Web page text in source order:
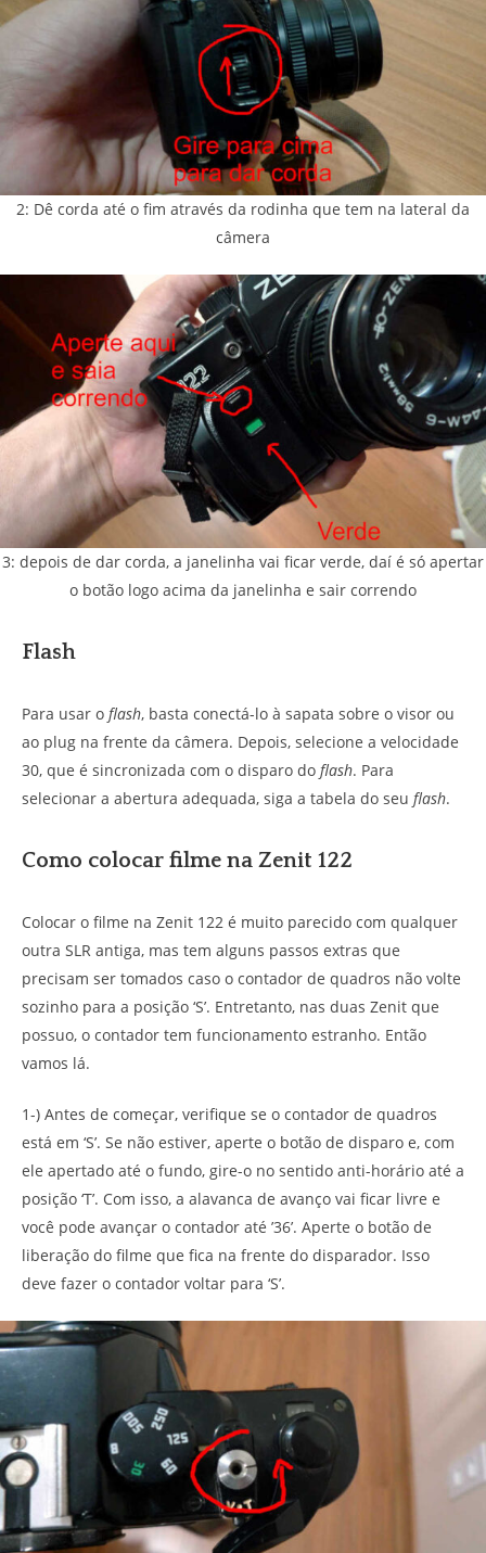
2: Dê corda até o fim através da rodinha que tem na lateral da
câmera
3: depois de dar corda, a janelinha vai ficar verde, daí é só apertar
o botão logo acima da janelinha e sair correndo
Flash
Para usar o flash, basta conectá-lo à sapata sobre o visor ou
ao plug na frente da câmera. Depois, selecione a velocidade
30, que é sincronizada com o disparo do flash. Para
selecionar a abertura adequada, siga a tabela do seu flash.
Como colocar filme na Zenit 122
Colocar o filme na Zenit 122 é muito parecido com qualquer
outra SLR antiga, mas tem alguns passos extras que
precisam ser tomados caso o contador de quadros não volte
sozinho para a posição ‘S’. Entretanto, nas duas Zenit que
possuo, o contador tem funcionamento estranho. Então
vamos lá.
1-) Antes de começar, verifique se o contador de quadros
está em ‘S’. Se não estiver, aperte o botão de disparo e, com
ele apertado até o fundo, gire-o no sentido anti-horário até a
posição ‘T’. Com isso, a alavanca de avanço vai ficar livre e
você pode avançar o contador até ’36’. Aperte o botão de
liberação do filme que fica na frente do disparador. Isso
deve fazer o contador voltar para ‘S’.